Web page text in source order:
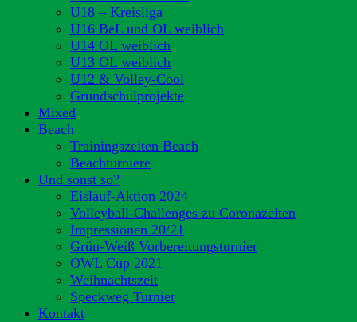
U18 – Kreisliga
U16 BeL und OL weiblich
U14 OL weiblich
U13 OL weiblich
U12 & Volley-Cool
Grundschulprojekte
Mixed
Beach
Trainingszeiten Beach
Beachturniere
Und sonst so?
Eislauf-Aktion 2024
Volleyball-Challenges zu Coronazeiten
Impressionen 20/21
Grün-Weiß Vorbereitungsturnier
OWL Cup 2021
Weihnachtszeit
Speckweg Turnier
Kontakt